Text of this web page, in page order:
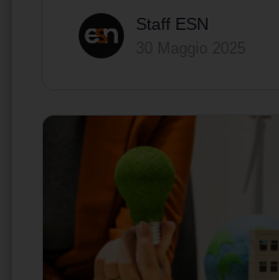
Staff ESN